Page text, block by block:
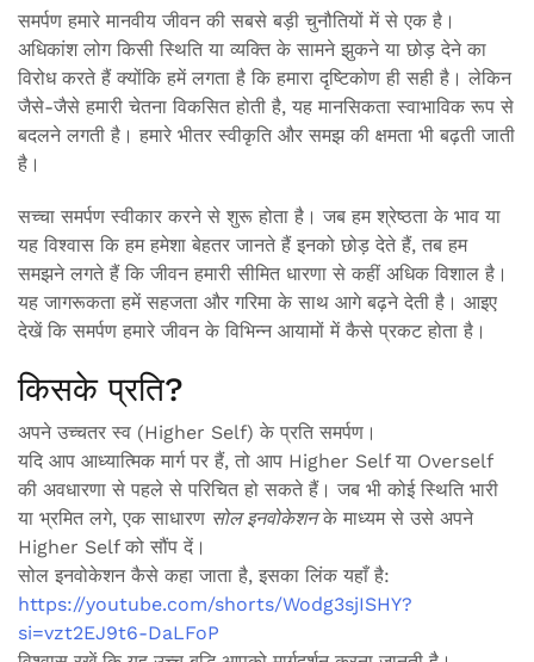
समर्पण हमारे मानवीय जीवन की सबसे बड़ी चुनौतियों में से एक है।
अधिकांश लोग किसी स्थिति या व्यक्ति के सामने झुकने या छोड़ देने का
विरोध करते हैं क्योंकि हमें लगता है कि हमारा दृष्टिकोण ही सही है। लेकिन
जैसे-जैसे हमारी चेतना विकसित होती है, यह मानसिकता स्वाभाविक रूप से
बदलने लगती है। हमारे भीतर स्वीकृति और समझ की क्षमता भी बढ़ती जाती
है।
सच्चा समर्पण स्वीकार करने से शुरू होता है। जब हम श्रेष्ठता के भाव या
यह विश्वास कि हम हमेशा बेहतर जानते हैं इनको छोड़ देते हैं, तब हम
समझने लगते हैं कि जीवन हमारी सीमित धारणा से कहीं अधिक विशाल है।
यह जागरूकता हमें सहजता और गरिमा के साथ आगे बढ़ने देती है। आइए
देखें कि समर्पण हमारे जीवन के विभिन्न आयामों में कैसे प्रकट होता है।
किसके प्रति?
अपने उच्चतर स्व (Higher Self) के प्रति समर्पण।
यदि आप आध्यात्मिक मार्ग पर हैं, तो आप Higher Self या Overself
की अवधारणा से पहले से परिचित हो सकते हैं। जब भी कोई स्थिति भारी
या भ्रमित लगे, एक साधारण सोल इनवोकेशनके माध्यम से उसे अपने
Higher Self को सौंप दें।
सोल इनवोकेशन कैसे कहा जाता है, इसका लिंक यहाँ है:
https://youtube.com/shorts/Wodg3sjISHY?
si=vzt2EJ9t6-DaLFoP